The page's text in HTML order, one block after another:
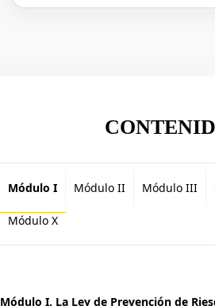
Módulo I Módulo II Módulo III
Módulo X
Módulo I. La Ley de Prevención de